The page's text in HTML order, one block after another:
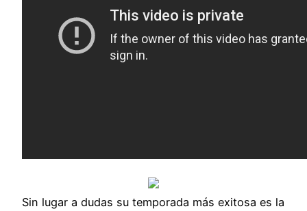
Sin lugar a dudas su temporada más exitosa es la